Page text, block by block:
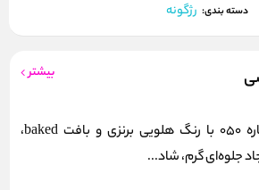
دسته بندی: رژگونه
بیشتر
رژگونه فلورمار شماره 050 با رنگ هلویی برنزی و بافت baked،
جلوه‌ای گرم، شاد...